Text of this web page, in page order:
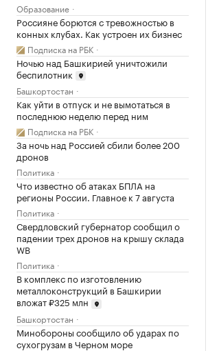
Образование
Россияне борются с тревожностью в
конных клубах. Как устроен их бизнес
Подписка на РБК
Ночью над Башкирией уничтожили
беспилотник
Башкортостан
Как уйти в отпуск и не вымотаться в
последнюю неделю перед ним
Подписка на РБК
За ночь над Россией сбили более 200
дронов
Политика
Что известно об атаках БПЛА на
регионы России. Главное к 7 августа
Политика
Свердловский губернатор сообщил о
падении трех дронов на крышу склада
WB
Политика
В комплекс по изготовлению
металлоконструкций в Башкирии
вложат ₽325 млн
Башкортостан
Минобороны сообщило об ударах по
сухогрузам в Черном море